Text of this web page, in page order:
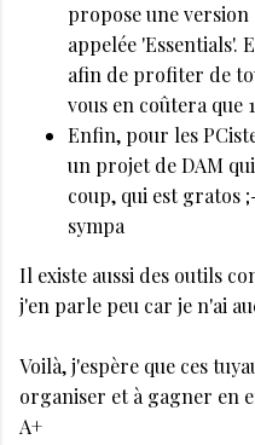
propose une
appelée 'Essentials'.
afin de profiter de
vous en coûtera que
Enfin, pour les
un projet de DAM
coup, qui est gratos
sympa
Il existe aussi des outils
j'en parle peu car je n'ai
Voilà, j'espère que ces
organiser et à gagner en
A+